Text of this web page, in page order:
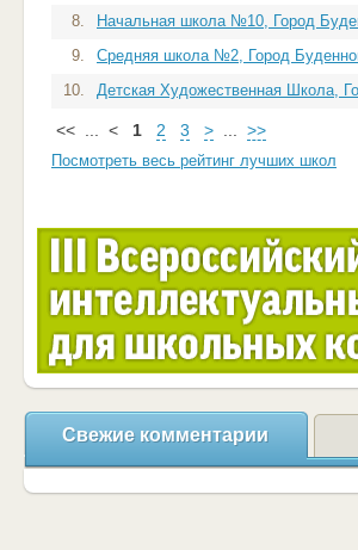
8.
Начальная школа №10, Город
9.
Средняя школа №2, Город
10.
Детская Художественная Школа,
<< < 1 2 3 > >>
Посмотреть весь рейтинг лучших школ
Свежие комментарии